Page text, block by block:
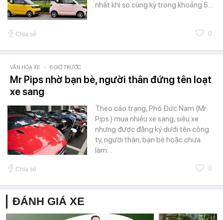
nhất khi so cùng kỳ trong khoảng 5…
Chia sẻ 0
VĂN HÓA XE - 6 GIỜ TRƯỚC
Mr Pips nhờ bạn bè, người thân đứng tên loạt
xe sang
Theo cáo trạng, Phó Đức Nam (Mr
Pips ) mua nhiều xe sang, siêu xe
nhưng được đăng ký dưới tên công
ty, người thân, bạn bè hoặc chưa
làm…
Chia sẻ 0
ĐÁNH GIÁ XE